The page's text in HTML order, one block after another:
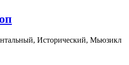
Исторический, Мьюзикл